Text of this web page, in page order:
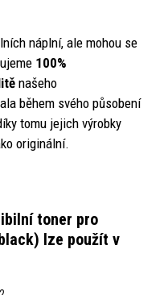
náplní, ale mohou se
100%
našeho
během svého působení
tomu jejich výrobky
originální.
toner pro
lze použít v